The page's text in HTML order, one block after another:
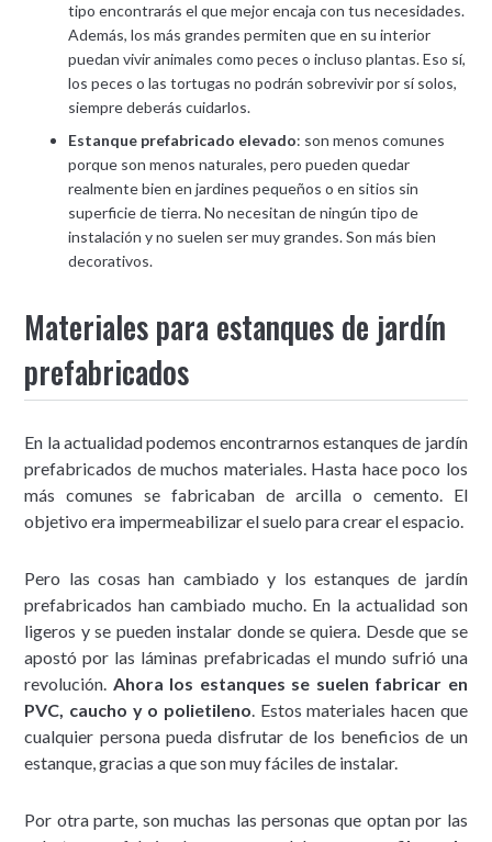
tipo encontrarás el que mejor encaja con tus necesidades.
Además, los más grandes permiten que en su interior
puedan vivir animales como peces o incluso plantas. Eso sí,
los peces o las tortugas no podrán sobrevivir por sí solos,
siempre deberás cuidarlos.
Estanque prefabricado elevado: son menos comunes
porque son menos naturales, pero pueden quedar
realmente bien en jardines pequeños o en sitios sin
superficie de tierra. No necesitan de ningún tipo de
instalación y no suelen ser muy grandes. Son más bien
decorativos.
Materiales para estanques de jardín
prefabricados
En la actualidad podemos encontrarnos estanques de jardín
prefabricados de muchos materiales. Hasta hace poco los
más comunes se fabricaban de arcilla o cemento. El
objetivo era impermeabilizar el suelo para crear el espacio.
Pero las cosas han cambiado y los estanques de jardín
prefabricados han cambiado mucho. En la actualidad son
ligeros y se pueden instalar donde se quiera. Desde que se
apostó por las láminas prefabricadas el mundo sufrió una
revolución. Ahora los estanques se suelen fabricar en
PVC, caucho y o polietileno. Estos materiales hacen que
cualquier persona pueda disfrutar de los beneficios de un
estanque, gracias a que son muy fáciles de instalar.
Por otra parte, son muchas las personas que optan por las